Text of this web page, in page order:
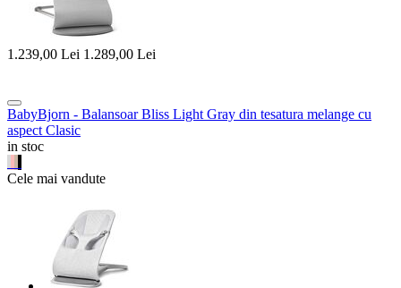
1.239,00 Lei 1.289,00 Lei
BabyBjorn - Balansoar Bliss Light Gray din tesatura melange cu
aspect Clasic
in stoc
Cele mai vandute